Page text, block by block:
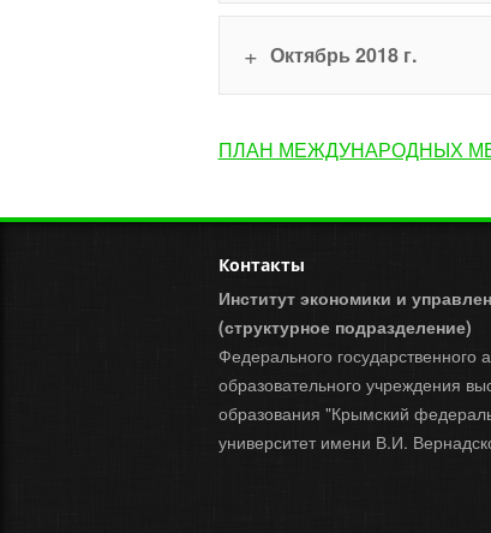
Октябрь 2018 г.
ПЛАН МЕЖДУНАРОДНЫХ
Контакты
Институт экономики и
(структурное подразделение)
Федерального государственного
образовательного учреждения
образования "Крымский
университет имени В.И.